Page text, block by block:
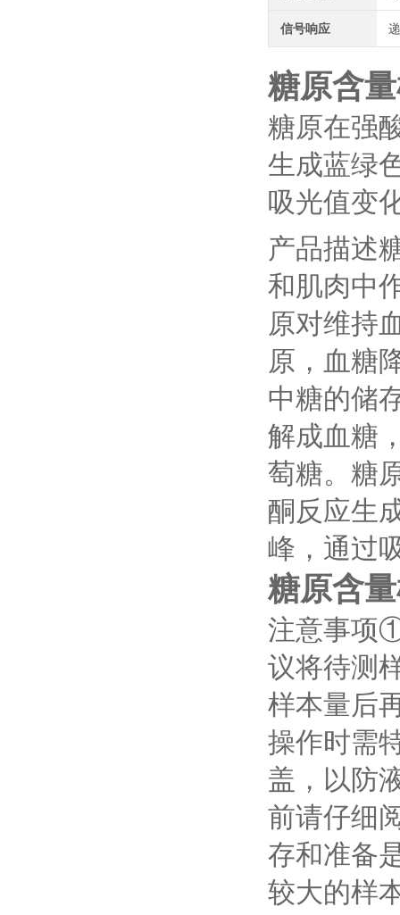
信号响应
糖原含
糖原在强
生成蓝绿
吸光值变
产品描述
和肌肉中
原对维持
原，血糖
中糖的储
解成血糖
萄糖。糖
酮反应生
峰，通过
糖原含
注意事项
议将待测
样本量后
操作时需
盖，以防
前请仔细
存和准备
较大的样